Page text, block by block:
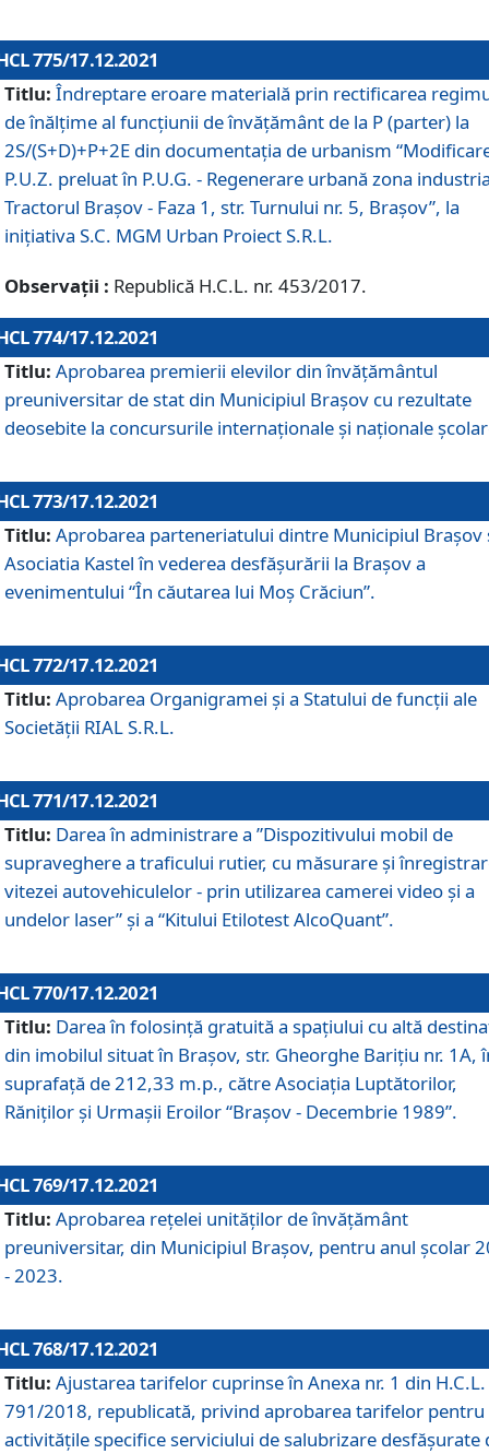
775/17.12.2021
Titlu: Îndreptare eroare materială prin rectificarea
de înălţime al funcţiunii de învăţământ de la P (parter) la
2S/(S+D)+P+2E din documentaţia de urbanism
P.U.Z. preluat în P.U.G. - Regenerare urbană zona
Tractorul Braşov - Faza 1, str. Turnului nr. 5, Braşov”, la
iniţiativa S.C. MGM Urban Proiect S.R.L.
Observații : Republică H.C.L. nr. 453/2017.
774/17.12.2021
Titlu: Aprobarea premierii elevilor din învățământul
preuniversitar de stat din Municipiul Brașov cu rezultate
deosebite la concursurile internaționale și naționale
773/17.12.2021
Titlu: Aprobarea parteneriatului dintre Municipiul Brașov
Asociatia Kastel în vederea desfăşurării la Brașov a
evenimentului “În căutarea lui Moș Crăciun”.
772/17.12.2021
Titlu: Aprobarea Organigramei şi a Statului de funcţii ale
Societăţii RIAL S.R.L.
771/17.12.2021
Titlu: Darea în administrare a ”Dispozitivului mobil de
supraveghere a traficului rutier, cu măsurare și
vitezei autovehiculelor - prin utilizarea camerei video și a
undelor laser” și a “Kitului Etilotest AlcoQuant”.
770/17.12.2021
Titlu: Darea în folosinţă gratuită a spaţiului cu altă
din imobilul situat în Braşov, str. Gheorghe Bariţiu nr. 1A,
suprafaţă de 212,33 m.p., către Asociaţia Luptătorilor,
Răniţilor şi Urmaşii Eroilor “Braşov - Decembrie 1989”.
769/17.12.2021
Titlu: Aprobarea reţelei unităţilor de învăţământ
preuniversitar, din Municipiul Braşov, pentru anul şcolar
- 2023.
768/17.12.2021
Titlu: Ajustarea tarifelor cuprinse în Anexa nr. 1 din H.C.L.
791/2018, republicată, privind aprobarea tarifelor pentru
activităţile specifice serviciului de salubrizare desfăşurate